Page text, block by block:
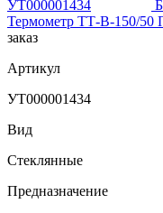
Термометр ТТ-В-150/
заказ
Артикул
УТ000001434
Вид
Стеклянные
Предназначение